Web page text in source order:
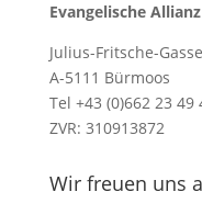
Evangelische
Julius-Fritsche-
A-5111 Bürmoos
Tel +43 (0)662 23 49
ZVR: 310913872
Wir freuen uns